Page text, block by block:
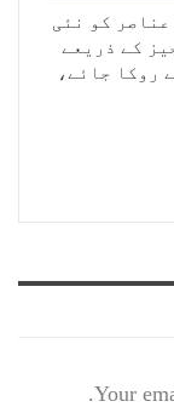
کو نئی
کے ذریعے
روکا جائے،
Your